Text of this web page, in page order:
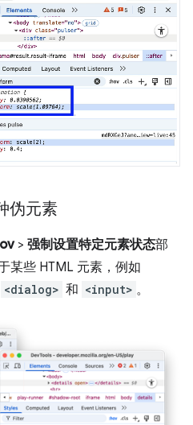
伪元素
> 强制设置特定元素状态部
某些 HTML 元素，例如
<dialog> 和 <input> 。